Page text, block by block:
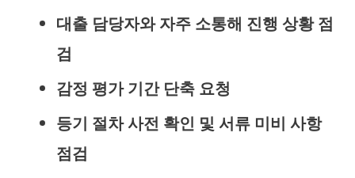
대출 담당자와 자주 소통해 진행 상황 점
검
감정 평가 기간 단축 요청
등기 절차 사전 확인 및 서류 미비 사항
점검